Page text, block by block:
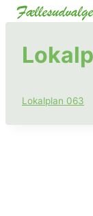
Fortsæt
til
indhold
Lokalplan 063